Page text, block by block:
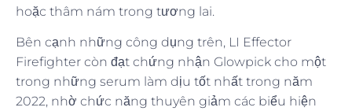
hoặc thâm nám trong tương lai.
Bên cạnh những công dụng trên, LI Effector
Firefighter còn đạt chứng nhận Glowpick cho một
trong những serum làm dịu tốt nhất trong năm
2022, nhờ chức năng thuyên giảm các biểu hiện